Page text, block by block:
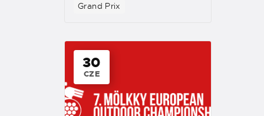
Grand Prix
30
CZE